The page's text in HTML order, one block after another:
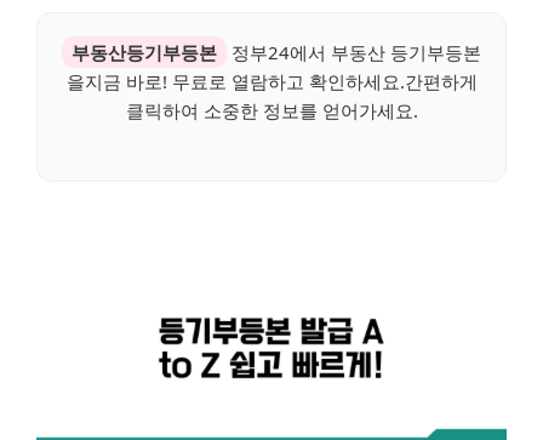
부동산등기부등본
정부24에서 부동산 등기부등본
을지금 바로! 무료로 열람하고 확인하세요.간편하게
클릭하여 소중한 정보를 얻어가세요.